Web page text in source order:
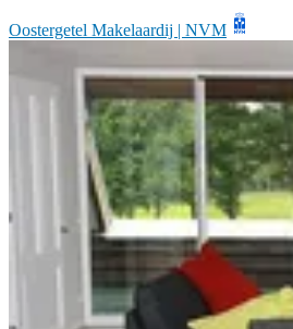
Oostergetel Makelaardij | NVM